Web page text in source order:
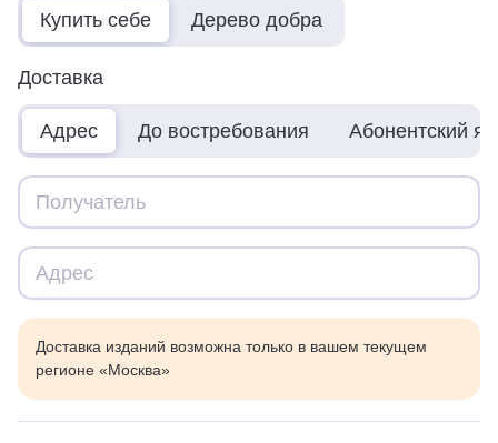
Купить себе Дерево добра
Доставка
Адрес До востребования Абонентский
Доставка изданий возможна только в вашем текущем
регионе «Москва»